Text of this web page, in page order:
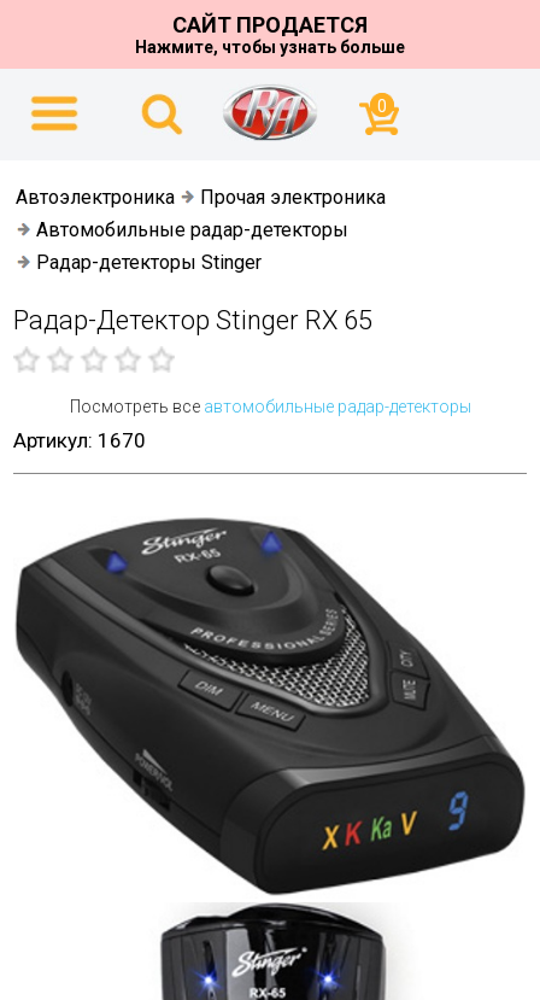
САЙТ ПРОДАЕТСЯ
Нажмите, чтобы узнать больше
0
Автоэлектроника
Прочая электроника
Автомобильные радар-детекторы
Радар-детекторы Stinger
Радар-Детектор Stinger RX 65
Посмотреть все автомобильные радар-детекторы
Артикул: 1670